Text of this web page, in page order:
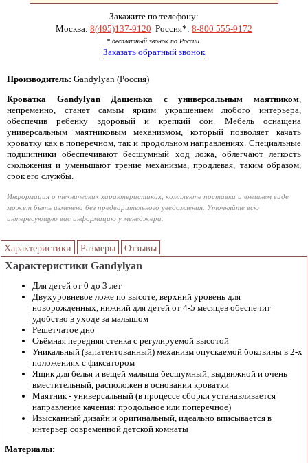
Закажите по телефону:
Москва: 8(495)137-9120 Россия*: 8-800 555-9172
* бесплатный звонок по России.
Заказать обратный звонок
Производитель: Gandylyan (Россия)
Кроватка Gandylyan Дашенька с универсальным маятником,
непременно, станет самым ярким украшением любого интерьера,
обеспечив ребенку здоровый и крепкий сон. Мебель оснащена
универсальным маятниковым механизмом, который позволяет качать
кроватку как в поперечном, так и продольном направлениях. Специальные
подшипники обеспечивают бесшумный ход ложа, облегчают легкость
скольжения и уменьшают трение механизма, продлевая, таким образом,
срок его службы.
Информация о технических характеристиках, комплекте поставки и внешнем виде
может быть изменена без предварительного уведомления. Уточняйте всю
интересующую вас информацию у менеджера.
Характеристики Размеры Отзывы
Характеристики Gandylyan
Для детей от 0 до 3 лет
Двухуровневое ложе по высоте, верхний уровень для
новорожденных, нижний для детей от 4-5 месяцев обеспечит
удобство в уходе за малышом
Решетчатое дно
Съёмная передняя стенка с регулируемой высотой
Уникальный (запатентованный) механизм опускаемой боковины в 2-х
положениях с фиксатором
Ящик для белья и вещей малыша бесшумный, выдвижной и очень
вместительный, расположен в основании кроватки
Маятник - универсальный (в процессе сборки устанавливается
направление качения: продольное или поперечное)
Изысканный дизайн и оригинальный, идеально вписывается в
интерьер современной детской комнаты
Материалы: